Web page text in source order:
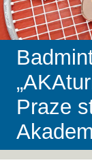
Praze